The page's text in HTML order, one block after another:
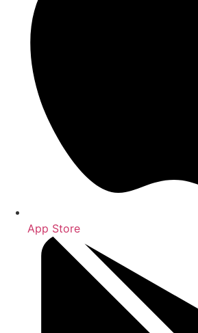
App Store